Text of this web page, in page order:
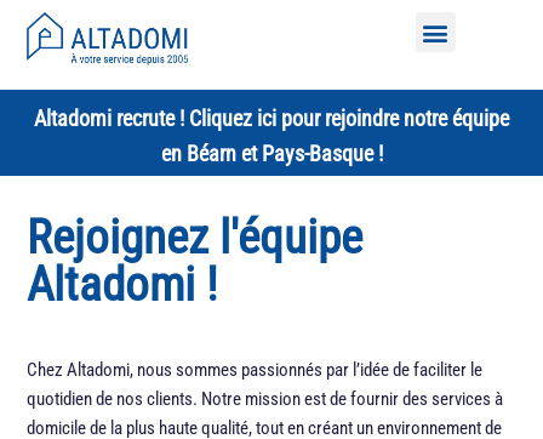
Altadomi recrute ! Cliquez ici pour rejoindre notre équipe
en Béarn et Pays-Basque !
Rejoignez l'équipe
Altadomi !
Chez Altadomi, nous sommes passionnés par l’idée de faciliter le
quotidien de nos clients. Notre mission est de fournir des services à
domicile de la plus haute qualité, tout en créant un environnement de